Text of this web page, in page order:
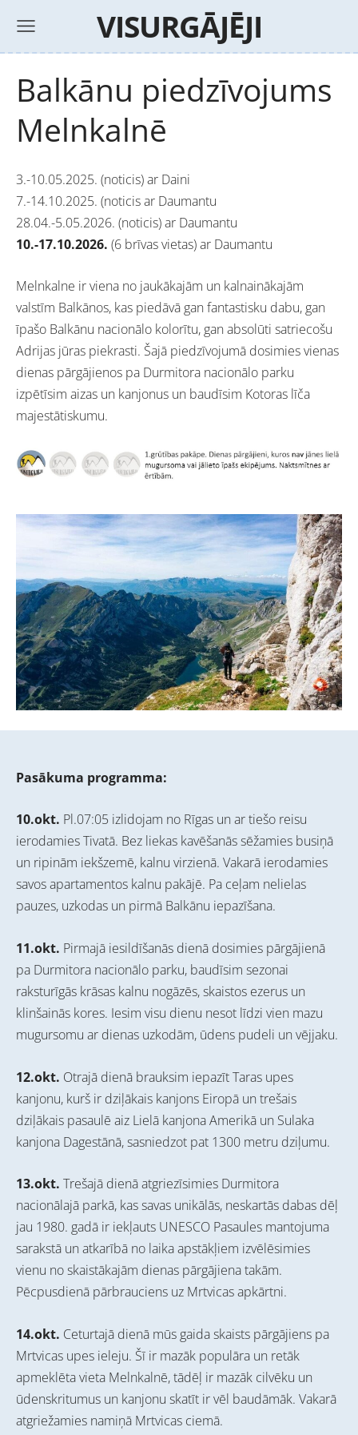
VISURGĀJĒJI
Balkānu piedzīvojums
Melnkalnē
3.-10.05.2025. (noticis) ar Daini
7.-14.10.2025. (noticis ar Daumantu
28.04.-5.05.2026. (noticis) ar Daumantu
10.-17.10.2026. (6 brīvas vietas) ar Daumantu
Melnkalne ir viena no jaukākajām un kalnainākajām
valstīm Balkānos, kas piedāvā gan fantastisku dabu, gan
īpašo Balkānu nacionālo kolorītu, gan absolūti satriecošu
Adrijas jūras piekrasti. Šajā piedzīvojumā dosimies vienas
dienas pārgājienos pa Durmitora nacionālo parku
izpētīsim aizas un kanjonus un baudīsim Kotoras līča
majestātiskumu.
Pasākuma programma:
10.okt. Pl.07:05 izlidojam no Rīgas un ar tiešo reisu
ierodamies Tivatā. Bez liekas kavēšanās sēžamies busiņā
un ripinām iekšzemē, kalnu virzienā. Vakarā ierodamies
savos apartamentos kalnu pakājē. Pa ceļam nelielas
pauzes, uzkodas un pirmā Balkānu iepazīšana.
11.okt. Pirmajā iesildīšanās dienā dosimies pārgājienā
pa Durmitora nacionālo parku, baudīsim sezonai
raksturīgās krāsas kalnu nogāzēs, skaistos ezerus un
klinšainās kores. Iesim visu dienu nesot līdzi vien mazu
mugursomu ar dienas uzkodām, ūdens pudeli un vējjaku.
12.okt. Otrajā dienā brauksim iepazīt Taras upes
kanjonu, kurš ir dziļākais kanjons Eiropā un trešais
dziļākais pasaulē aiz Lielā kanjona Amerikā un Sulaka
kanjona Dagestānā, sasniedzot pat 1300 metru dziļumu.
13.okt. Trešajā dienā atgriezīsimies Durmitora
nacionālajā parkā, kas savas unikālās, neskartās dabas dēļ
jau 1980. gadā ir iekļauts UNESCO Pasaules mantojuma
sarakstā un atkarībā no laika apstākļiem izvēlēsimies
vienu no skaistākajām dienas pārgājiena takām.
Pēcpusdienā pārbrauciens uz Mrtvicas apkārtni.
14.okt. Ceturtajā dienā mūs gaida skaists pārgājiens pa
Mrtvicas upes ieleju. Šī ir mazāk populāra un retāk
apmeklēta vieta Melnkalnē, tādēļ ir mazāk cilvēku un
ūdenskritumus un kanjonu skatīt ir vēl baudāmāk. Vakarā
atgriežamies namiņā Mrtvicas ciemā.